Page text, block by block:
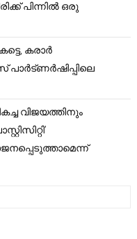
പിന്നിൽ ഒരു
കരാർ
വിജയത്തിനും